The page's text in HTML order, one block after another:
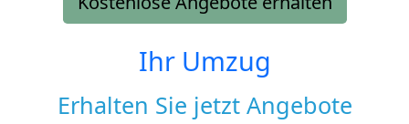
Ihr Umzug
Erhalten Sie jetzt Angebote